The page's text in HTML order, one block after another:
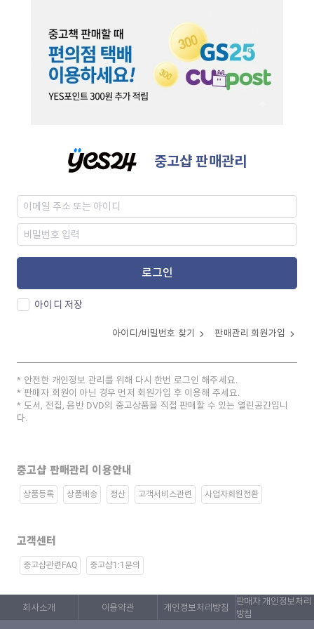
중고샵 판매관리
로그인
아이디 저장
아이디/비밀번호 찾기 판매관리 회원가입
안전한 개인정보 관리를 위해 다시 한번 로그인 해주세요.
판매자 회원이 아닌 경우 먼저 회원가입 후 이용해 주세요.
도서, 전집, 음반 DVD의 중고상품을 직접 판매할 수 있는 열린공간입니
다.
중고샵 판매관리 이용안내
상품등록 상품배송 정산 고객서비스관련 사업자회원전환
고객센터
중고샵관련FAQ 중고샵1:1문의
회사소개 이용약관 개인정보처리방침
판매자 개인정보처리
방침